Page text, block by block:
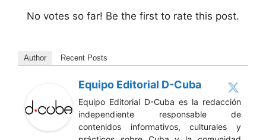
No votes so far! Be the first to rate this post.
Author Recent Posts
Equipo Editorial D-Cuba
Equipo Editorial D-Cuba es la redacción
independiente responsable de
contenidos informativos, culturales y